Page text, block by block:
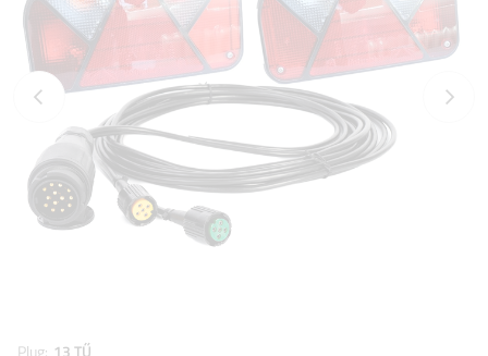
Előző fotó
Plug 13 TŰ